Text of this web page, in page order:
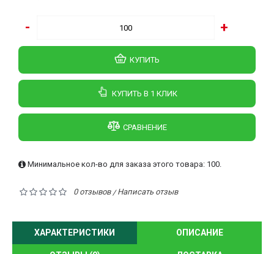
- +
КУПИТЬ
КУПИТЬ В 1 КЛИК
СРАВНЕНИЕ
Минимальное кол-во для заказа этого товара: 100.
0 отзывов/Написать отзыв
ХАРАКТЕРИСТИКИ ОПИСАНИЕ